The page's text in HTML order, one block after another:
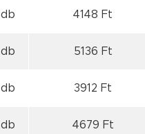
db 4148 Ft
db 5136 Ft
db 3912 Ft
db 4679 Ft